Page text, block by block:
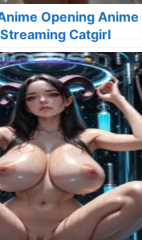
Opening Anime
Catgirl